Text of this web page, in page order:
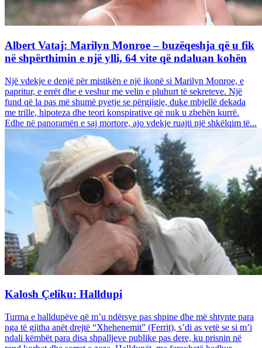
Albert Vataj: Marilyn Monroe – buzëqeshja që u fik
në shpërthimin e një ylli, 64 vite që ndaluan kohën
Një vdekje e denjë për mistikën e një ikonë si Marilyn Monroe, e
papritur, e errët dhe e veshur me velin e pluhurt të sekreteve. Një
fund që la pas më shumë pyetje se përgjigje, duke mbjellë dekada
me trille, hipoteza dhe teori konspirative që nuk u zbehën kurrë.
Edhe në panoramën e saj mortore, ajo vdekje ruajti një shkëlqim të...
Kalosh Çeliku: Halldupi
Turma e halldupëve që m’u ndërsye pas shpine dhe më shtynte para
nga të gjitha anët drejtë “Xhehenemit” (Ferrit), s’di as vetë se si m’i
ndali këmbët para disa shpalljeve publike pas dere, ku prisnin në